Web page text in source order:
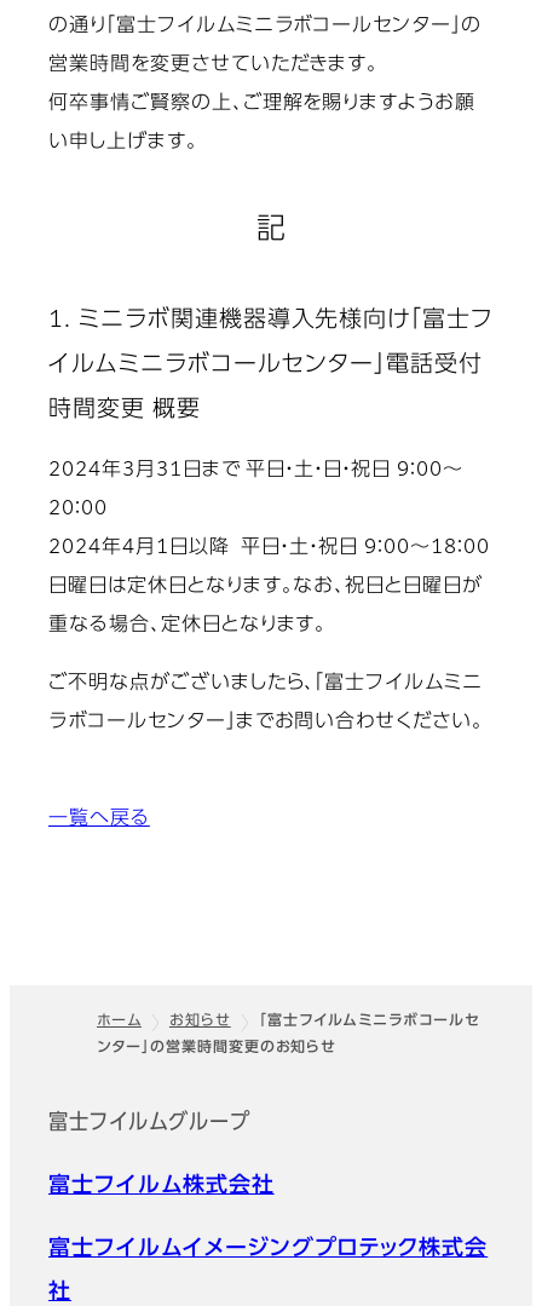
の通り「富士フイルムミニラボコールセンター」の
営業時間を変更させていただきます。
何卒事情ご賢察の上、ご理解を賜りますようお願
い申し上げます。
記
1. ミニラボ関連機器導入先様向け「富士フ
イルムミニラボコールセンター」電話受付
時間変更 概要
2024年3月31日まで 平日・土・日・祝日 9：00～
20：00
2024年4月1日以降 平日・土・祝日 9：00～18：00
日曜日は定休日となります。なお、祝日と日曜日が
重なる場合、定休日となります。
ご不明な点がございましたら、「富士フイルムミニ
ラボコールセンター」までお問い合わせください。
一覧へ戻る
フッター
ホーム お知らせ
「富士フイルムミニラボコールセ
ンター」の営業時間変更のお知らせ
富士フイルムグループ
富士フイルム株式会社
富士フイルムイメージングプロテック株式会
社